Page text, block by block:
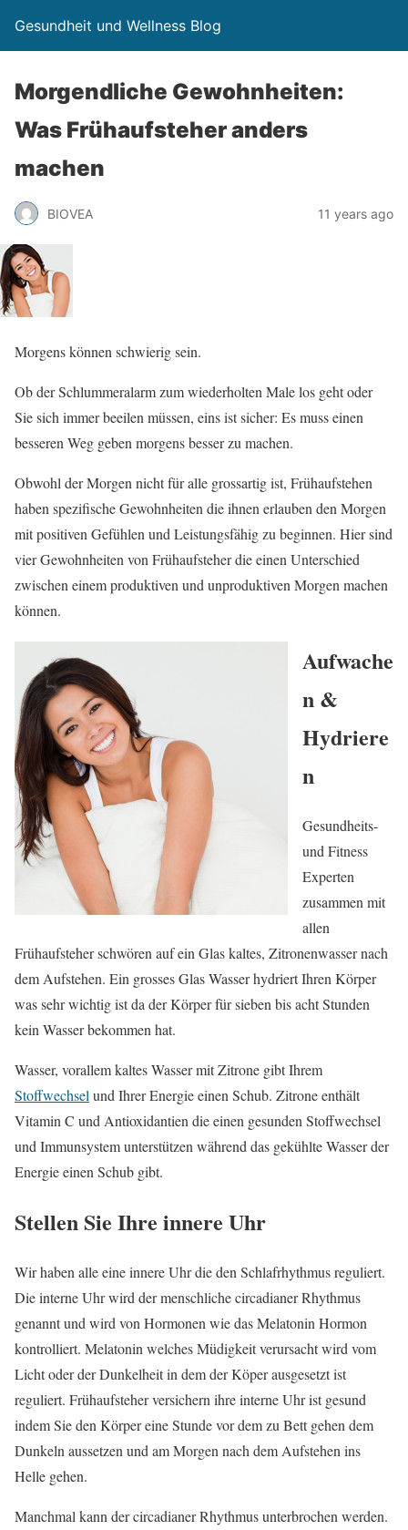
Gesundheit und Wellness Blog
Morgendliche Gewohnheiten:
Was Frühaufsteher anders
machen
BIOVEA 11 years ago
Morgens können schwierig sein.
Ob der Schlummeralarm zum wiederholten Male los geht oder
Sie sich immer beeilen müssen, eins ist sicher: Es muss einen
besseren Weg geben morgens besser zu machen.
Obwohl der Morgen nicht für alle grossartig ist, Frühaufstehen
haben spezifische Gewohnheiten die ihnen erlauben den Morgen
mit positiven Gefühlen und Leistungsfähig zu beginnen. Hier sind
vier Gewohnheiten von Frühaufsteher die einen Unterschied
zwischen einem produktiven und unproduktiven Morgen machen
können.
Aufwache
n &
Hydriere
n
Gesundheits-
und Fitness
Experten
zusammen mit
allen
Frühaufsteher schwören auf ein Glas kaltes, Zitronenwasser nach
dem Aufstehen. Ein grosses Glas Wasser hydriert Ihren Körper
was sehr wichtig ist da der Körper für sieben bis acht Stunden
kein Wasser bekommen hat.
Wasser, vorallem kaltes Wasser mit Zitrone gibt Ihrem
Stoffwechsel und Ihrer Energie einen Schub. Zitrone enthält
Vitamin C und Antioxidantien die einen gesunden Stoffwechsel
und Immunsystem unterstützen während das gekühlte Wasser der
Energie einen Schub gibt.
Stellen Sie Ihre innere Uhr
Wir haben alle eine innere Uhr die den Schlafrhythmus reguliert.
Die interne Uhr wird der menschliche circadianer Rhythmus
genannt und wird von Hormonen wie das Melatonin Hormon
kontrolliert. Melatonin welches Müdigkeit verursacht wird vom
Licht oder der Dunkelheit in dem der Köper ausgesetzt ist
reguliert. Frühaufsteher versichern ihre interne Uhr ist gesund
indem Sie den Körper eine Stunde vor dem zu Bett gehen dem
Dunkeln aussetzen und am Morgen nach dem Aufstehen ins
Helle gehen.
Manchmal kann der circadianer Rhythmus unterbrochen werden.